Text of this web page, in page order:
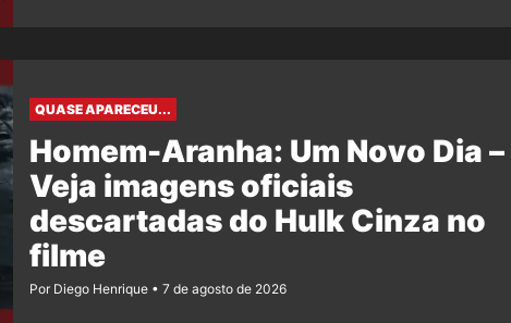
QUASE APARECEU...
Homem-Aranha: Um Novo Dia –
Veja imagens oficiais
descartadas do Hulk Cinza no
filme
Por Diego Henrique 7 de agosto de 2026